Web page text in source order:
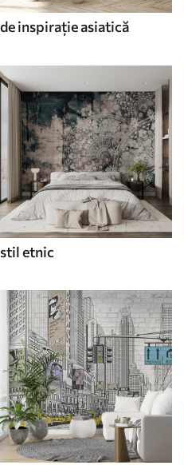
de inspirație asiatică
stil etnic